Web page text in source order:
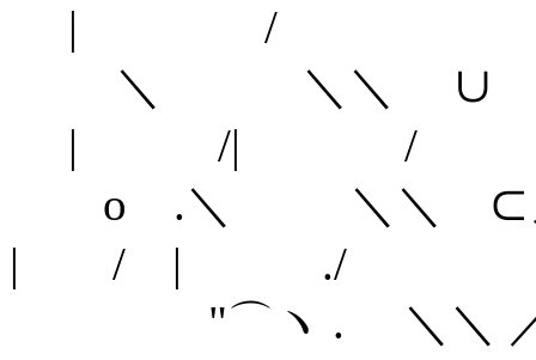
| /
＼ ＼＼ ∪
| /| /
o .＼ ＼＼
| / | ./
"⌒ヽ . ＼